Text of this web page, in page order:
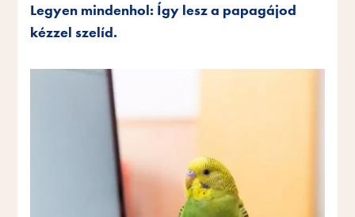
Legyen mindenhol: Így lesz a papagájod
kézzel szelíd.